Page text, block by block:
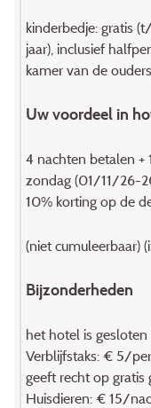
kinderbedje: gratis
jaar), inclusief
kamer van de
Uw voordeel in
4 nachten betalen +
zondag (01/11/26-
10% korting op de
(niet cumuleerbaar)
Bijzonderheden
het hotel is
Verblijfstaks: € 5/
geeft recht op gratis
Huisdieren: € 15/